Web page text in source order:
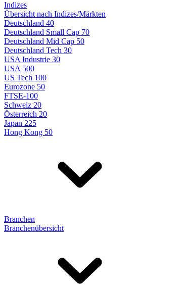
Indizes
Übersicht nach Indizes/Märkten
Deutschland 40
Deutschland Small Cap 70
Deutschland Mid Cap 50
Deutschland Tech 30
USA Industrie 30
USA 500
US Tech 100
Eurozone 50
FTSE-100
Schweiz 20
Österreich 20
Japan 225
Hong Kong 50
Branchen
Branchenübersicht